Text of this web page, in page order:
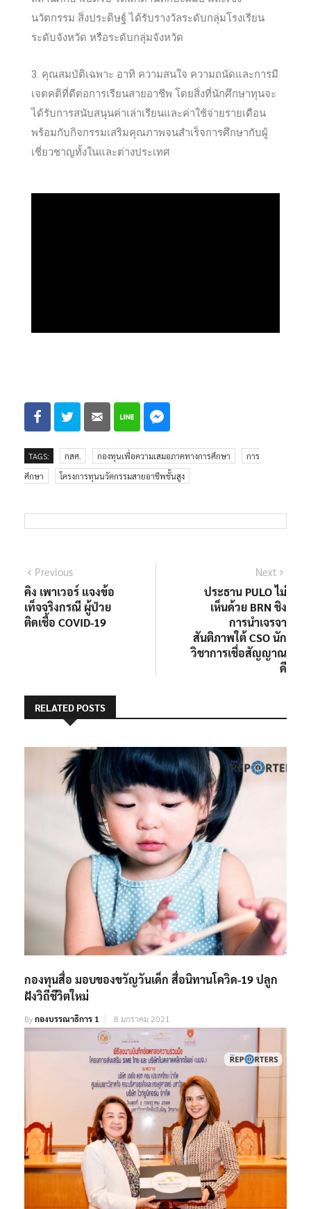
นวัตกรรม สิ่งประดิษฐ์ ได้รับรางวัลระดับกลุ่มโรงเรียน
ระดับจังหวัด หรือระดับกลุ่มจังหวัด
3. คุณสมบัติเฉพาะ อาทิ ความสนใจ ความถนัดและการมี
เจตคติที่ดีต่อการเรียนสายอาชีพ โดยสิ่งที่นักศึกษาทุนจะ
ได้รับการสนับสนุนค่าเล่าเรียนและค่าใช้จ่ายรายเดือน
พร้อมกับกิจกรรมเสริมคุณภาพจนสำเร็จการศึกษากับผู้
เชี่ยวชาญทั้งในและต่างประเทศ
TAGS: กสศ. กองทุนเพื่อความเสมอภาคทางการศึกษา
การ
ศึกษา
โครงการทุนนวัตกรรมสายอาชีพชั้นสูง
Previous
คิง เพาเวอร์ แจงข้อ
เท็จจริงกรณี ผู้ป่วย
ติดเชื้อ COVID-19
Next
ประธาน PULO ไม่
เห็นด้วย BRN ชิง
การนำเจรจา
สันติภาพใต้ CSO นัก
วิชาการเชื่อสัญญาณ
ดี
RELATED POSTS
กองทุนสื่อ มอบของขวัญวันเด็ก สื่อนิทานโควิด-19 ปลูก
ฝังวิถีชีวิตใหม่
Byกองบรรณาธิการ 1 8 มกราคม 2021